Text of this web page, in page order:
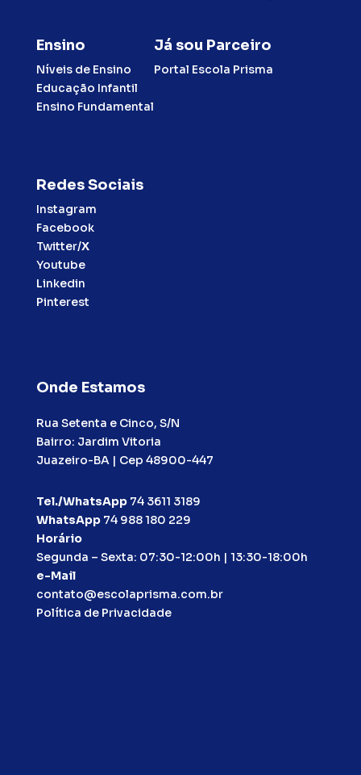
Ensino
Níveis de Ensino
Educação Infantil
Ensino Fundamental
Já sou Parceiro
Portal Escola Prisma
Redes Sociais
Instagram
Facebook
Twitter/X
Youtube
Linkedin
Pinterest
Onde Estamos
Rua Setenta e Cinco, S/N
Bairro: Jardim Vitoria
Juazeiro-BA | Cep 48900-447
Tel./WhatsApp 74 3611 3189
WhatsApp 74 988 180 229
Horário
Segunda – Sexta: 07:30-12:00h | 13:30-18:00h
e-Mail
contato@escolaprisma.com.br
Política de Privacidade